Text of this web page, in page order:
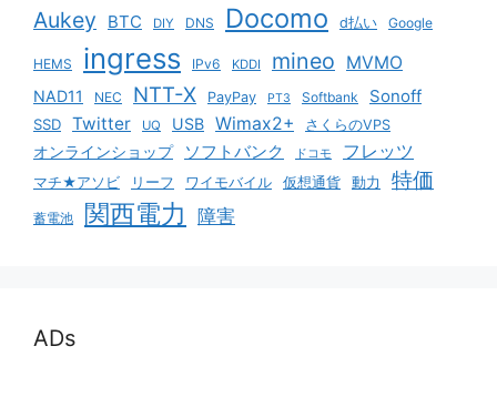
Aukey BTC DIY DNS Docomo d払い Google
HEMS ingress IPv6 KDDI mineo MVMO
NAD11 NEC NTT-X PayPay PT3 Softbank Sonoff
SSD Twitter UQ USB Wimax2+ さくらのVPS
オンラインショップ ソフトバンク ドコモ フレッツ
マチ★アソビ リーフ ワイモバイル 仮想通貨 動力 特価
蓄電池 関西電力 障害
ADs